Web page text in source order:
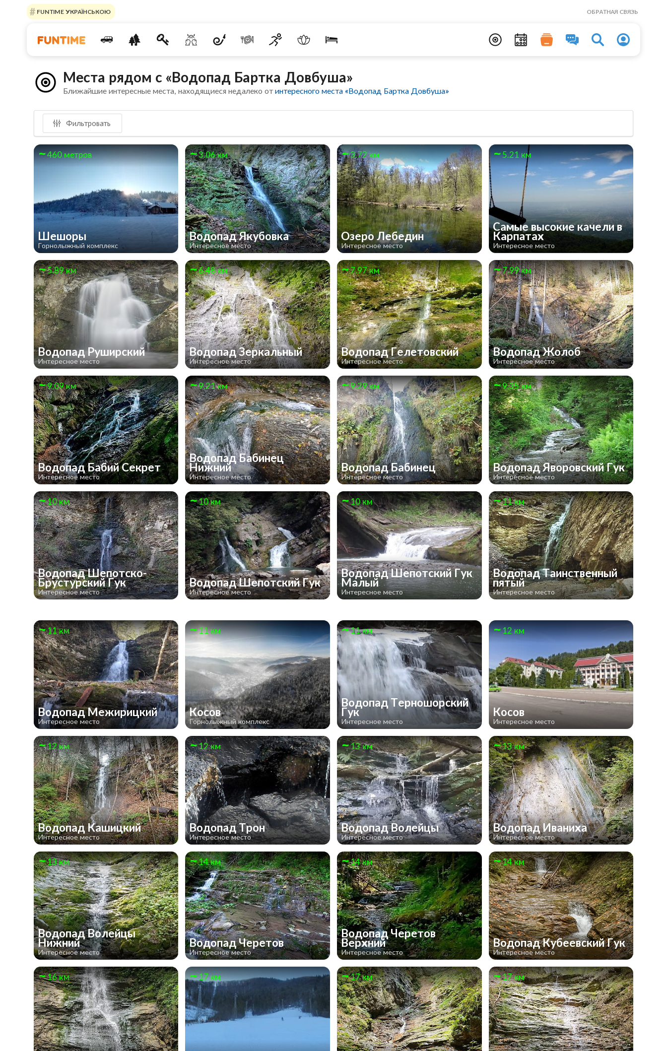
FUNTIME УКРАЇНСЬКОЮ ОБРАТНАЯ СВЯЗЬ
Места рядом с «Водопад Бартка Довбуша»
Ближайшие интересные места, находящиеся недалеко отинтересного места «Водопад Бартка Довбуша»
Фильтровать
460 метров
Шешоры
Горнолыжный комплекс
3.06 км
Водопад Якубовка
Интересное место
3.72 км
Озеро Лебедин
Интересное место
5.21 км
Самые высокие качели в
Карпатах
Интересное место
5.89 км
Водопад Руширский
Интересное место
6.48 км
Водопад Зеркальный
Интересное место
7.97 км
Водопад Гелетовский
Интересное место
7.99 км
Водопад Жолоб
Интересное место
9.09 км
Водопад Бабий Секрет
Интересное место
9.21 км
Водопад Бабинец
Нижний
Интересное место
9.29 км
Водопад Бабинец
Интересное место
9.35 км
Водопад Яворовский Гук
Интересное место
10 км
Водопад Шепотско-
Брустурский Гук
Интересное место
10 км
Водопад Шепотский Гук
Интересное место
10 км
Водопад Шепотский Гук
Малый
Интересное место
11 км
Водопад Таинственный
пятый
Интересное место
11 км
Водопад Межирицкий
Интересное место
11 км
Косов
Горнолыжный комплекс
11 км
Водопад Терношорский
Гук
Интересное место
12 км
Косов
Интересное место
12 км
Водопад Кашицкий
Интересное место
12 км
Водопад Трон
Интересное место
13 км
Водопад Волейцы
Интересное место
13 км
Водопад Иваниха
Интересное место
13 км
Водопад Волейцы
Нижний
Интересное место
14 км
Водопад Черетов
Интересное место
14 км
Водопад Черетов
Верхний
Интересное место
14 км
Водопад Кубеевский Гук
Интересное место
16 км 17 км 17 км 17 км